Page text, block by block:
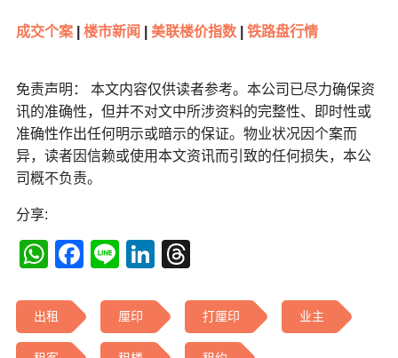
成交个案 楼市新闻 美联楼价指数 铁路盘行情
免责声明： 本文内容仅供读者参考。本公司已尽力确保资
讯的准确性，但并不对文中所涉资料的完整性、即时性或
准确性作出任何明示或暗示的保证。物业状况因个案而
异，读者因信赖或使用本文资讯而引致的任何损失，本公
司概不负责。
分享:
WhatsApp
Facebook
LineLinkedIn
出租 厘印 打厘印 业主